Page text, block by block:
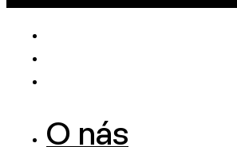
O nás